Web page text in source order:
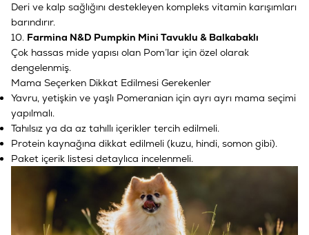
Deri ve kalp sağlığını destekleyen kompleks vitamin karışımları
barındırır.
10. Farmina N&D Pumpkin Mini Tavuklu & Balkabaklı
Çok hassas mide yapısı olan Pom’lar için özel olarak
dengelenmiş.
Mama Seçerken Dikkat Edilmesi Gerekenler
Yavru, yetişkin ve yaşlı Pomeranian için ayrı ayrı mama seçimi
yapılmalı.
Tahılsız ya da az tahıllı içerikler tercih edilmeli.
Protein kaynağına dikkat edilmeli (kuzu, hindi, somon gibi).
Paket içerik listesi detaylıca incelenmeli.